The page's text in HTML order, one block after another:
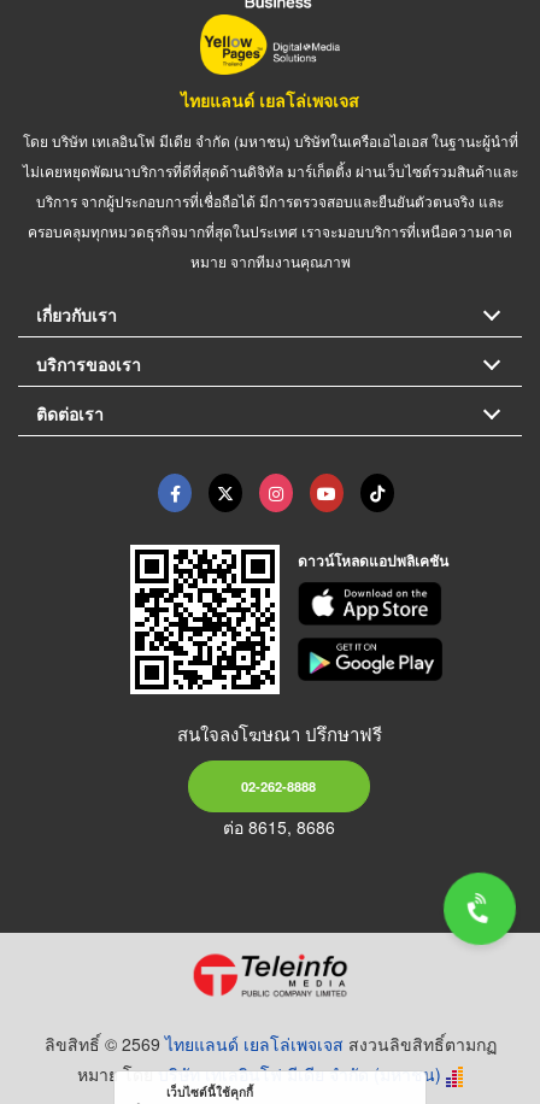
ไทยแลนด์ เยลโล่เพจเจส
โดย บริษัท เทเลอินโฟ มีเดีย จำกัด (มหาชน) บริษัทในเครือเอไอเอส ในฐานะผู้นำที่
ไม่เคยหยุดพัฒนาบริการที่ดีที่สุดด้านดิจิทัล มาร์เก็ตติ้ง ผ่านเว็บไซต์รวมสินค้าและ
บริการ จากผู้ประกอบการที่เชื่อถือได้ มีการตรวจสอบและยืนยันตัวตนจริง และ
ครอบคลุมทุกหมวดธุรกิจมากที่สุดในประเทศ เราจะมอบบริการที่เหนือความคาด
หมาย จากทีมงานคุณภาพ
เกี่ยวกับเรา
บริการของเรา
ติดต่อเรา
ดาวน์โหลดแอปพลิเคชัน
สนใจลงโฆษณา ปรึกษาฟรี
02-262-8888
ต่อ 8615, 8686
ลิขสิทธิ์ © 2569ไทยแลนด์ เยลโล่เพจเจส สงวนลิขสิทธิ์ตามกฏ
หมาย โดยบริษัท เทเลอินโฟ มีเดีย จำกัด (มหาชน)
เว็บไซต์นี้ใช้คุกกี้